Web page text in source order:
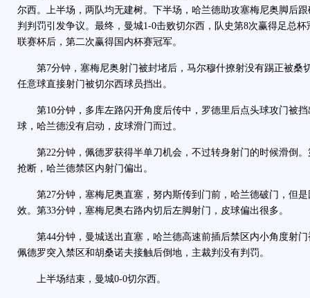
尔西。上半场，两队均无建树。下半场，哈兰德助攻塞梅尼奥脚后
判判罚引发争议。最终，曼城1-0击败切尔西，队史第8次赢得足总
联赛杯后，第二次赢得国内杯赛冠军。
第7分钟，塞梅尼奥射门被封堵后，马尔穆什撩射没有踢正被桑
任意球直接射门被切尔西球员挡出。
第10分钟，多库左路闪开角度后传中，罗德里后点头球攻门被挡
球，哈兰德没有启动，皮球滑门而过。
第22分钟，佩德罗获得半单刀机会，不过转身射门的时候滑倒。
抢断，哈兰德禁区内射门偏出。
第27分钟，塞梅尼奥直塞，努内斯传到门前，哈兰德破门，但是
效。第33分钟，塞梅尼奥右路内切后左脚射门，皮球偏出很多。
第44分钟，曼城送出直塞，哈兰德高速前插后禁区内小角度射门
佩德罗突入禁区和胡桑诺夫接触后倒地，主裁判没有判罚。
上半场结束，曼城0-0切尔西。